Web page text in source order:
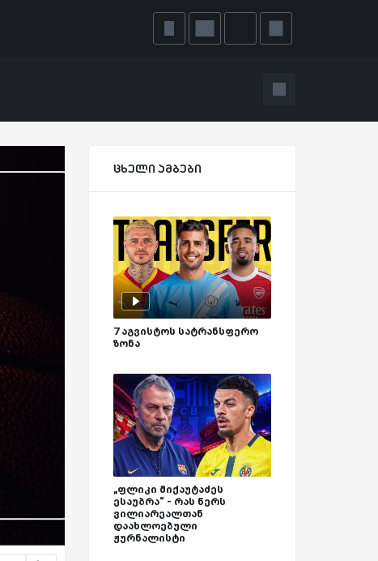
ცხელი ამბები
7 აგვისტოს სატრანსფერო
ზონა
„ფლიკი მიქაუტაძეს
ესაუბრა“ - რას წერს
ვილიარეალთან
დაახლოებული
ჟურნალისტი